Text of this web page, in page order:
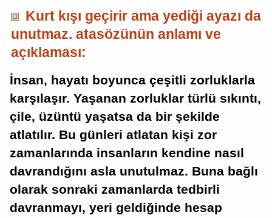
Kurt kışı geçirir ama yediği ayazı da
unutmaz. atasözünün anlamı ve
açıklaması:
İnsan, hayatı boyunca çeşitli zorluklarla
karşılaşır. Yaşanan zorluklar türlü sıkıntı,
çile, üzüntü yaşatsa da bir şekilde
atlatılır. Bu günleri atlatan kişi zor
zamanlarında insanların kendine nasıl
davrandığını asla unutulmaz. Buna bağlı
olarak sonraki zamanlarda tedbirli
davranmayı, yeri geldiğinde hesap